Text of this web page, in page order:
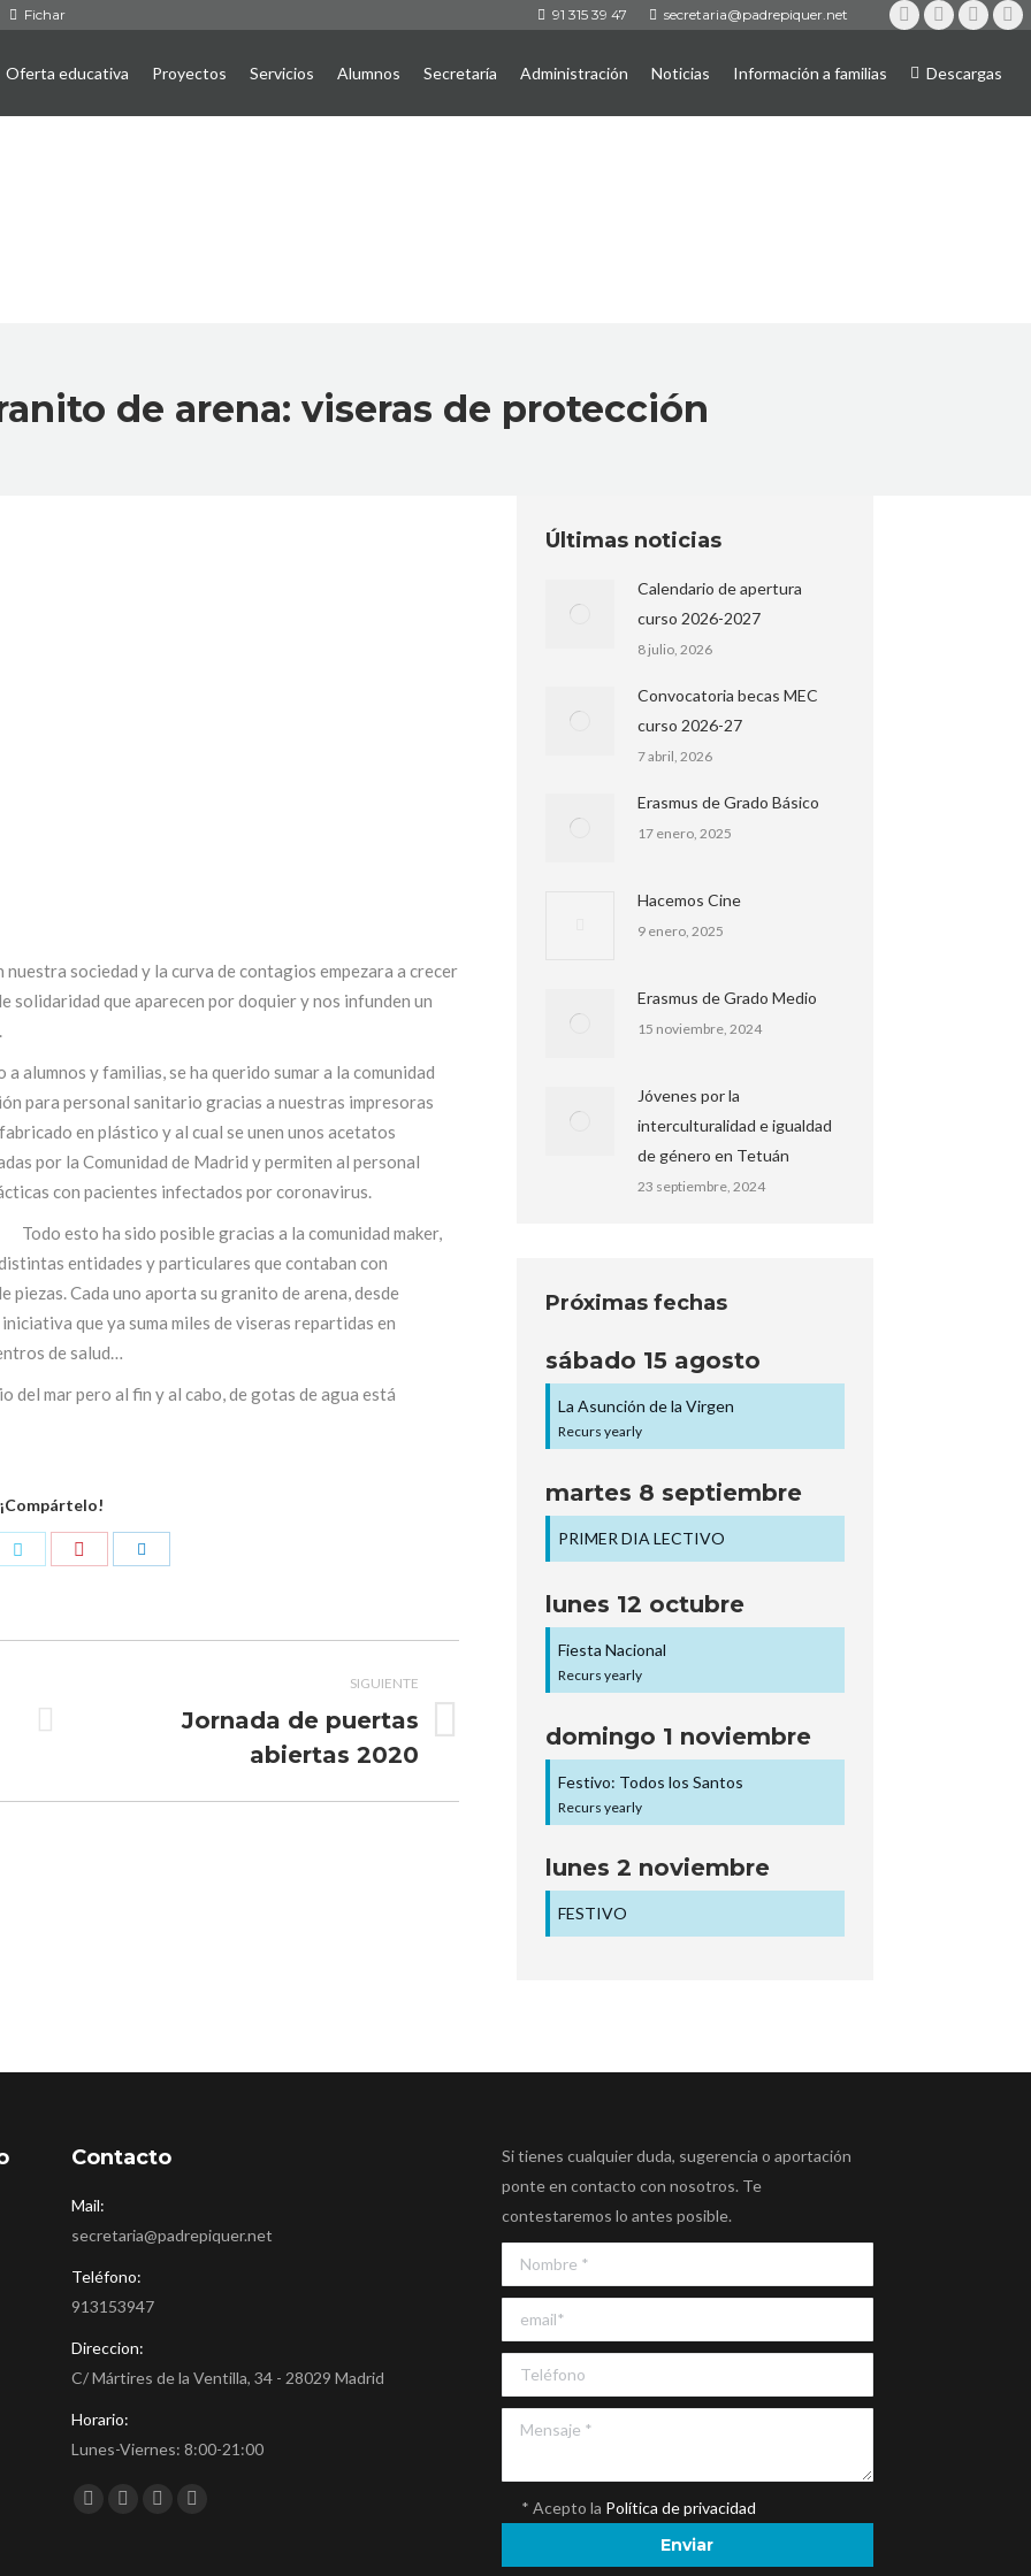
Fichar 91 315 39 47 secretaria@padrepiquer.net
Instagram
Twitter
Oferta educativa Proyectos Servicios Alumnos Secretaría Administración Noticias Información a familias Descargas
de arena: viseras de protección
sociedad y la curva de contagios empezara a crecer
solidaridad que aparecen por doquier y nos infunden un
alumnos y familias, se ha querido sumar a la comunidad
para personal sanitario gracias a nuestras impresoras
en plástico y al cual se unen unos acetatos
por la Comunidad de Madrid y permiten al personal
con pacientes infectados por coronavirus.
Todo esto ha sido posible gracias a la comunidad maker,
entidades y particulares que contaban con
Cada uno aporta su granito de arena, desde
que ya suma miles de viseras repartidas en
de salud…
del mar pero al fin y al cabo, de gotas de agua está
¡Compártelo!
Compartir
SIGUIENTE
Publicación
Jornada de puertas
abiertas 2020
Últimas noticias
Calendario de apertura
curso 2026-2027
8 julio, 2026
Convocatoria becas MEC
curso 2026-27
7 abril, 2026
Erasmus de Grado Básico
17 enero, 2025
Hacemos Cine
9 enero, 2025
Erasmus de Grado Medio
15 noviembre, 2024
Jóvenes por la
interculturalidad e igualdad
de género en Tetuán
23 septiembre, 2024
Próximas fechas
sábado 15 agosto
La Asunción de la Virgen
Recurs yearly
martes 8 septiembre
PRIMER DIA LECTIVO
lunes 12 octubre
Fiesta Nacional
Recurs yearly
domingo 1 noviembre
Festivo: Todos los Santos
Recurs yearly
lunes 2 noviembre
FESTIVO
Contacto
Mail:
secretaria@padrepiquer.net
Teléfono:
913153947
Direccion:
C/ Mártires de la Ventilla, 34 - 28029 Madrid
Horario:
Lunes-Viernes: 8:00-21:00
Encuéntranos en:
Si tienes cualquier duda, sugerencia o aportación
ponte en contacto con nosotros. Te
contestaremos lo antes posible.
* Acepto la Política de privacidad